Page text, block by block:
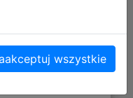
wszystkie